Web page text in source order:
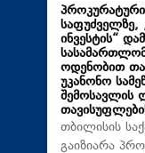
ინვესტის“
ოდენობით
უკანონო
შემოსავლის
თბილისის
გაიზიარა